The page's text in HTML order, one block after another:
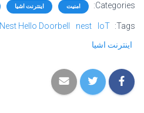
Categories: امنیت اینترنت اشیا
Tags:
IoT
nest
Nest Hello Doorbell
اینترنت اشیا